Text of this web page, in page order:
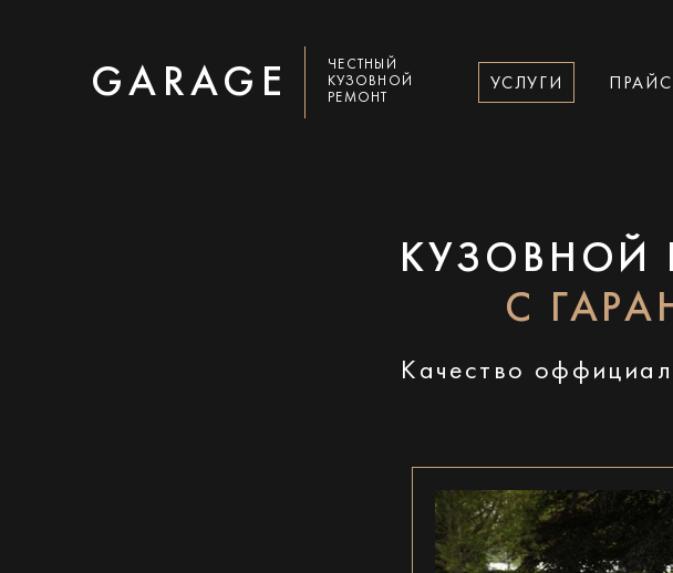
GARAGE
ЧЕСТНЫЙ
КУЗОВНОЙ
РЕМОНТ
УСЛУГИ
КУЗОВНОЙ
С
Качество